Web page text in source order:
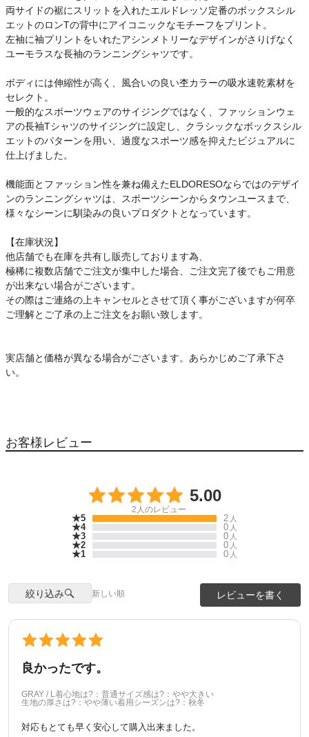
両サイドの裾にスリットを入れたエルドレッソ定番のボックスシル
エットのロンTの背中にアイコニックなモチーフをプリント。
左袖に袖プリントをいれたアシンメトリーなデザインがさりげなく
ユーモラスな長袖のランニングシャツです。
ボディには伸縮性が高く、風合いの良い杢カラーの吸水速乾素材を
セレクト。
一般的なスポーツウェアのサイジングではなく、ファッションウェ
アの長袖Tシャツのサイジングに設定し、クラシックなボックスシル
エットのパターンを用い、過度なスポーツ感を抑えたビジュアルに
仕上げました。
機能面とファッション性を兼ね備えたELDORESOならではのデザイ
ンのランニングシャツは、スポーツシーンからタウンユースまで、
様々なシーンに馴染みの良いプロダクトとなっています。
【在庫状況】
他店舗でも在庫を共有し販売しております為、
極稀に複数店舗でご注文が集中した場合、ご注文完了後でもご用意
が出来ない場合がございます。
その際はご連絡の上キャンセルとさせて頂く事がございますが何卒
ご理解とご了承の上ご注文をお願い致します。
実店舗と価格が異なる場合がございます。あらかじめご了承下さ
い。
お客様レビュー
5.00
2 人のレビュー
★5 2 人
★4 0 人
★3 0 人
★2 0 人
★1 0 人
絞り込み 新しい順 レビューを書く
良かったです。
GRAY / L着心地は?：普通サイズ感は?：やや大きい
生地の厚さは?：やや薄い着用シーズンは?：秋冬
対応もとても早く安心して購入出来ました。